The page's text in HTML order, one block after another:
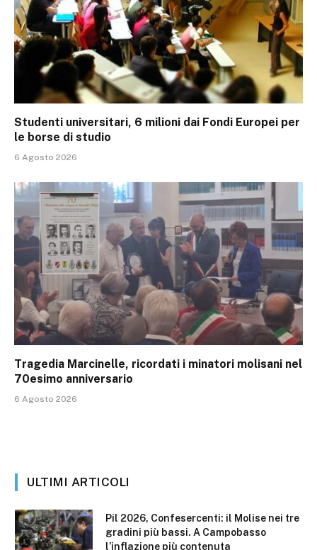
Studenti universitari, 6 milioni dai Fondi Europei per
le borse di studio
6 Agosto 2026
Tragedia Marcinelle, ricordati i minatori molisani nel
70esimo anniversario
6 Agosto 2026
ULTIMI ARTICOLI
Pil 2026, Confesercenti: il Molise nei tre
gradini più bassi. A Campobasso
l’inflazione più contenuta